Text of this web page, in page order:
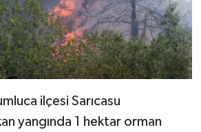
ilçesi Sarıcasu
yangında 1 hektar orman